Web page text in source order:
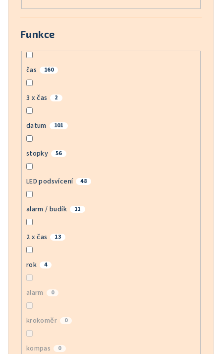
Funkce
čas 160
3 x čas 2
datum 101
stopky 56
LED podsvícení 48
alarm / budík 11
2 x čas 13
rok 4
alarm 0
krokoměr 0
kompas 0